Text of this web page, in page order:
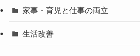
家事・育児と仕事の両立
生活改善